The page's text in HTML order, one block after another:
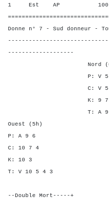
1 Est AP
Donne n° 7 - Sud donneur -
-------------------
Nord
P:
C: V
K: 9
T: A 9
Ouest
P: A 9 6
C: 10
K: 10
T: V 10
--Double Mort-----+